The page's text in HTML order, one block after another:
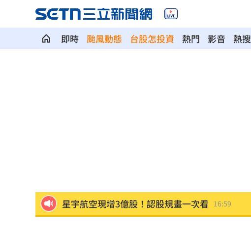
即時 颱風動態 台股怎投資 熱門 影音 熱搜
鄭麗文脫口：我領導的國民黨支持度很高 16:56